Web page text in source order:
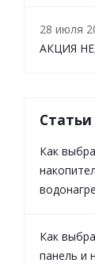
28 июля
АКЦИЯ
Статьи
Как
Как
панель и